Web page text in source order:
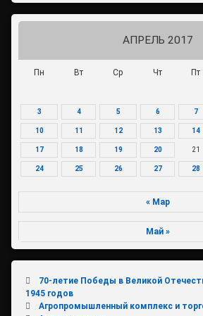
АПРЕЛЬ 2017
Пн Вт Ср Чт Пт
3 4 5 6 7
10 11 12 13 14
17 18 19 20 21
24 25 26 27 28
« Мар
Май »
70-летие Победы в Великой
1945 годов
Агропромышленный комплекс и